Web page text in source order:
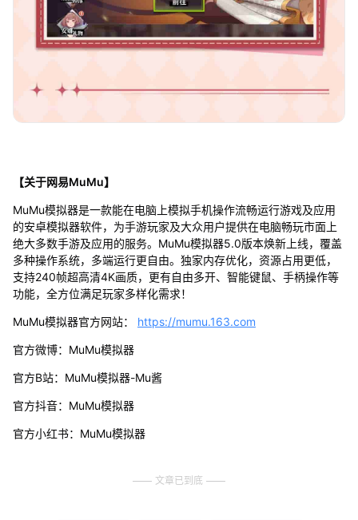
【关于网易MuMu】
MuMu模拟器是一款能在电脑上模拟手机操作流畅运行游戏及应用
的安卓模拟器软件，为手游玩家及大众用户提供在电脑畅玩市面上
绝大多数手游及应用的服务。MuMu模拟器5.0版本焕新上线，覆盖
多种操作系统，多端运行更自由。独家内存优化，资源占用更低，
支持240帧超高清4K画质，更有自由多开、智能键鼠、手柄操作等
功能，全方位满足玩家多样化需求！
MuMu模拟器官方网站： https://mumu.163.com
官方微博：MuMu模拟器
官方B站：MuMu模拟器-Mu酱
官方抖音：MuMu模拟器
官方小红书：MuMu模拟器
文章已到底